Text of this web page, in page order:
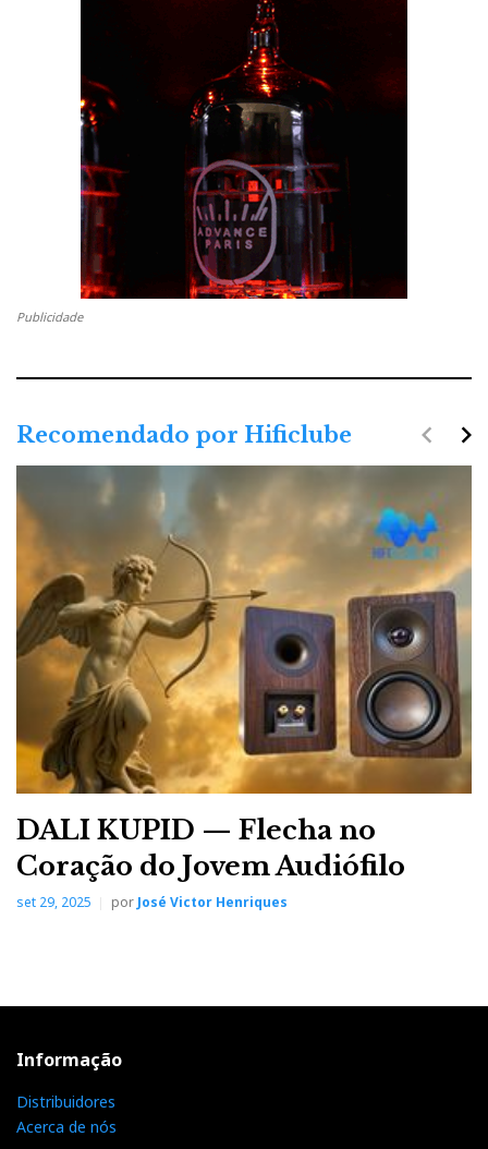
Publicidade
Recomendado por Hificlube
DALI KUPID — Flecha no
Coração do Jovem Audiófilo
set 29, 2025 porJosé Victor Henriques
navigate_next
navigate_before
Informação
Distribuidores
Acerca de nós